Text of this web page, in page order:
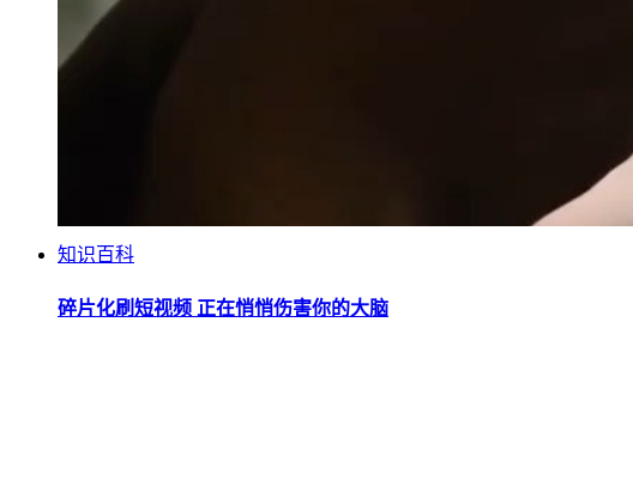
知识百科
碎片化刷短视频 正在悄悄伤害你的大脑